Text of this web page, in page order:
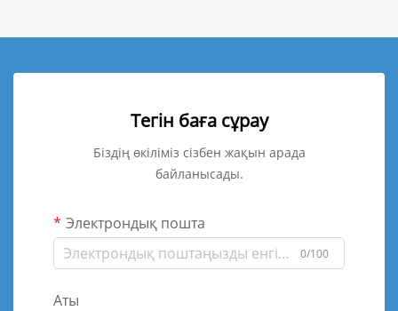
Тегін баға сұрау
Біздің өкіліміз сізбен жақын арада
байланысады.
Электрондық пошта
0/100
Аты